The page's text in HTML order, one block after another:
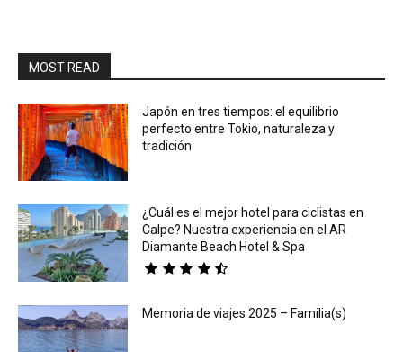
MOST READ
Japón en tres tiempos: el equilibrio
perfecto entre Tokio, naturaleza y
tradición
¿Cuál es el mejor hotel para ciclistas en
Calpe? Nuestra experiencia en el AR
Diamante Beach Hotel & Spa
Memoria de viajes 2025 – Familia(s)